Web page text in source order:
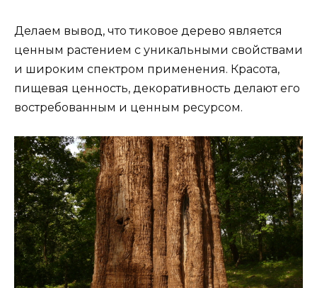
Делаем вывод, что тиковое дерево является
ценным растением с уникальными свойствами
и широким спектром применения. Красота,
пищевая ценность, декоративность делают его
востребованным и ценным ресурсом.